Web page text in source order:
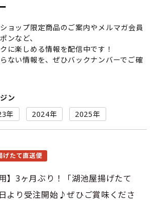
ョップ限定商品のご案内やメルマガ会員
ンなど、
に楽しめる情報を配信中です！
ない情報を、ぜひバックナンバーでご確
ン
年 2024年 2025年
げたて直送便
】3ヶ月ぶり！「湖池屋揚げたて
より受注開始♪ぜひご賞味くださ